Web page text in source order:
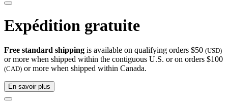
Expédition gratuite
Free standard shipping is available on qualifying orders $50 (USD)
or more when shipped within the contiguous U.S. or on orders $100
(CAD) or more when shipped within Canada.
En savoir plus